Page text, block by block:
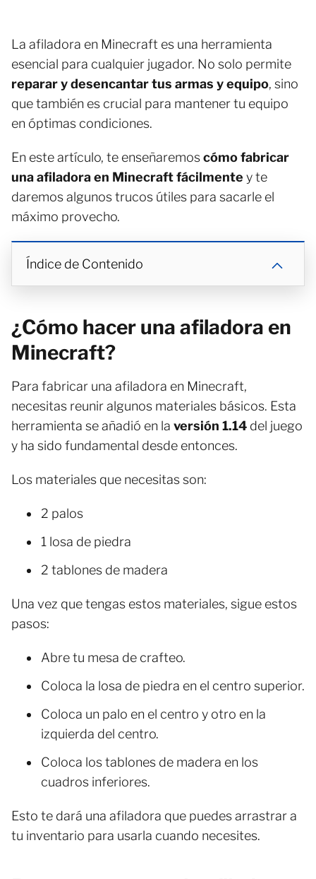
La afiladora en Minecraft es una herramienta
esencial para cualquier jugador. No solo permite
reparar y desencantar tus armas y equipo, sino
que también es crucial para mantener tu equipo
en óptimas condiciones.
En este artículo, te enseñaremoscómo fabricar
una afiladora en Minecraft fácilmente y te
daremos algunos trucos útiles para sacarle el
máximo provecho.
Índice de Contenido
¿Cómo hacer una afiladora en
Minecraft?
Para fabricar una afiladora en Minecraft,
necesitas reunir algunos materiales básicos. Esta
herramienta se añadió en la versión 1.14 del juego
y ha sido fundamental desde entonces.
Los materiales que necesitas son:
2 palos
1 losa de piedra
2 tablones de madera
Una vez que tengas estos materiales, sigue estos
pasos:
Abre tu mesa de crafteo.
Coloca la losa de piedra en el centro superior.
Coloca un palo en el centro y otro en la
izquierda del centro.
Coloca los tablones de madera en los
cuadros inferiores.
Esto te dará una afiladora que puedes arrastrar a
tu inventario para usarla cuando necesites.